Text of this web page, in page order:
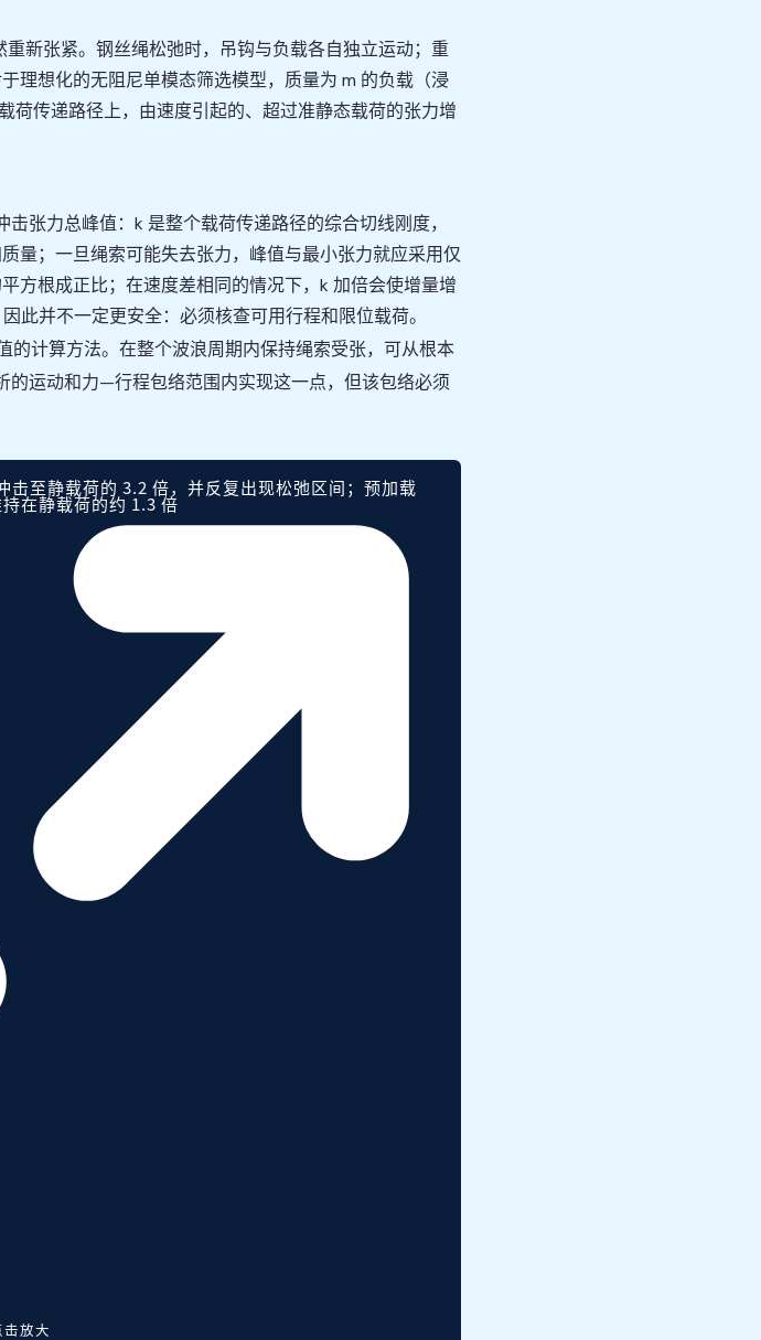
新张紧。钢丝绳松弛时，吊钩与负载各自独立运动；重
理想化的无阻尼单模态筛选模型，质量为 m 的负载（浸
荷传递路径上，由速度引起的、超过准静态载荷的张力增
张力总峰值：k 是整个载荷传递路径的综合切线刚度，
量；一旦绳索可能失去张力，峰值与最小张力就应采用仅
方根成正比；在速度差相同的情况下，k 加倍会使增量增
此并不一定更安全：必须核查可用行程和限位载荷。
的计算方法。在整个波浪周期内保持绳索受张，可从根本
的运动和力—行程包络范围内实现这一点，但该包络必须
击放大